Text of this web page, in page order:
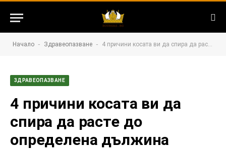
Начало - Здравеопазване - 4 причини косата ви да спира да расте до определена дължина
ЗДРАВЕОПАЗВАНЕ
4 причини косата ви да
спира да расте до
определена дължина